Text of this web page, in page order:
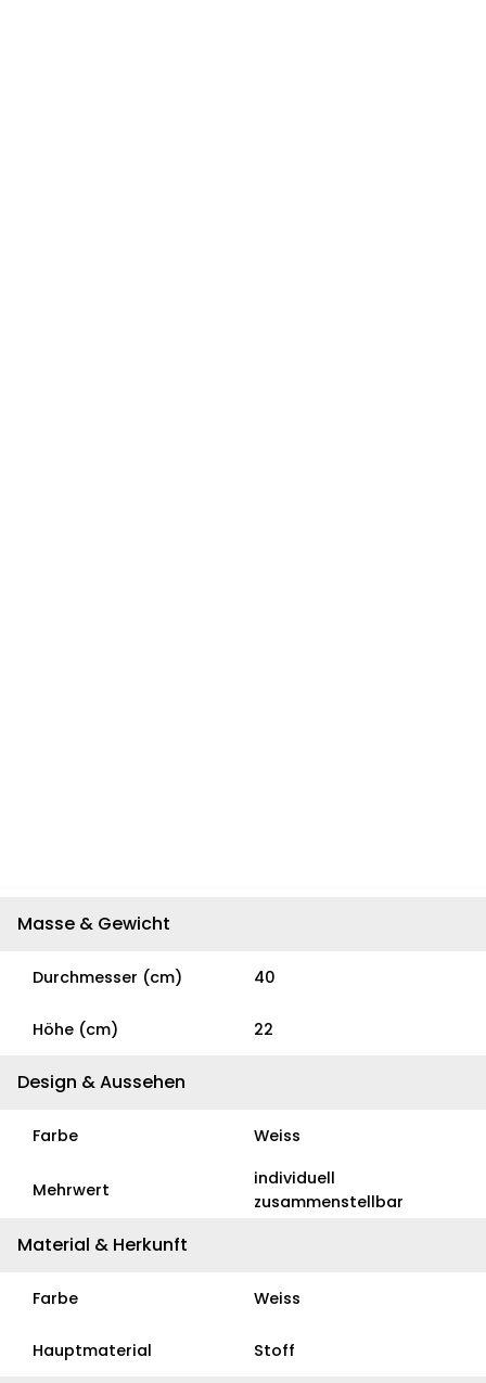
Masse & Gewicht
Durchmesser (cm) 40
Höhe (cm) 22
Design & Aussehen
Farbe Weiss
Mehrwert
individuell
zusammenstellbar
Material & Herkunft
Farbe Weiss
Hauptmaterial Stoff